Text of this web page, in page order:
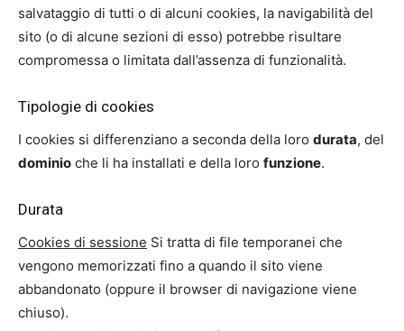
salvataggio di tutti o di alcuni cookies, la navigabilità del
sito (o di alcune sezioni di esso) potrebbe risultare
compromessa o limitata dall’assenza di funzionalità.
Tipologie di cookies
I cookies si differenziano a seconda della loro durata, del
dominio che li ha installati e della loro funzione.
Durata
Cookies di sessione Si tratta di file temporanei che
vengono memorizzati fino a quando il sito viene
abbandonato (oppure il browser di navigazione viene
chiuso).